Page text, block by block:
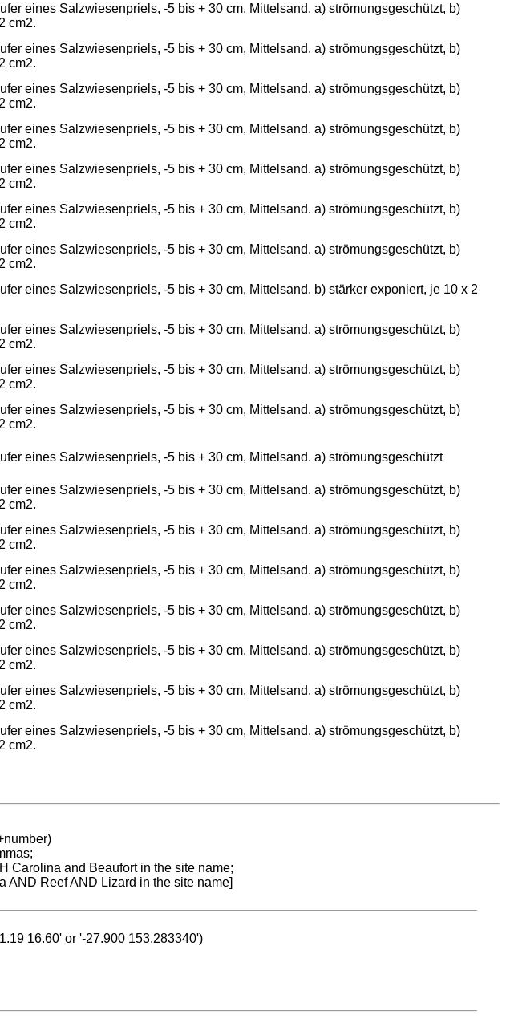
eines Salzwiesenpriels, -5 bis + 30 cm, Mittelsand. a) strömungsgeschützt, b)
cm2.
eines Salzwiesenpriels, -5 bis + 30 cm, Mittelsand. a) strömungsgeschützt, b)
cm2.
eines Salzwiesenpriels, -5 bis + 30 cm, Mittelsand. a) strömungsgeschützt, b)
cm2.
eines Salzwiesenpriels, -5 bis + 30 cm, Mittelsand. a) strömungsgeschützt, b)
cm2.
eines Salzwiesenpriels, -5 bis + 30 cm, Mittelsand. a) strömungsgeschützt, b)
cm2.
eines Salzwiesenpriels, -5 bis + 30 cm, Mittelsand. a) strömungsgeschützt, b)
cm2.
eines Salzwiesenpriels, -5 bis + 30 cm, Mittelsand. a) strömungsgeschützt, b)
cm2.
eines Salzwiesenpriels, -5 bis + 30 cm, Mittelsand. b) stärker exponiert, je 10 x 2
eines Salzwiesenpriels, -5 bis + 30 cm, Mittelsand. a) strömungsgeschützt, b)
cm2.
eines Salzwiesenpriels, -5 bis + 30 cm, Mittelsand. a) strömungsgeschützt, b)
cm2.
eines Salzwiesenpriels, -5 bis + 30 cm, Mittelsand. a) strömungsgeschützt, b)
cm2.
eines Salzwiesenpriels, -5 bis + 30 cm, Mittelsand. a) strömungsgeschützt
eines Salzwiesenpriels, -5 bis + 30 cm, Mittelsand. a) strömungsgeschützt, b)
cm2.
eines Salzwiesenpriels, -5 bis + 30 cm, Mittelsand. a) strömungsgeschützt, b)
cm2.
eines Salzwiesenpriels, -5 bis + 30 cm, Mittelsand. a) strömungsgeschützt, b)
cm2.
eines Salzwiesenpriels, -5 bis + 30 cm, Mittelsand. a) strömungsgeschützt, b)
cm2.
eines Salzwiesenpriels, -5 bis + 30 cm, Mittelsand. a) strömungsgeschützt, b)
cm2.
eines Salzwiesenpriels, -5 bis + 30 cm, Mittelsand. a) strömungsgeschützt, b)
cm2.
eines Salzwiesenpriels, -5 bis + 30 cm, Mittelsand. a) strömungsgeschützt, b)
cm2.
Carolina and Beaufort in the site name;
AND Reef AND Lizard in the site name]
16.60' or '-27.900 153.283340')